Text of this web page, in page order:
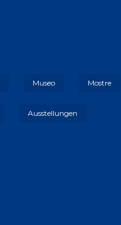
Museo Mostre
Ausstellungen